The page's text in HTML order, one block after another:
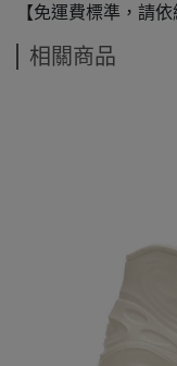
【免運費標準，請
相關商品